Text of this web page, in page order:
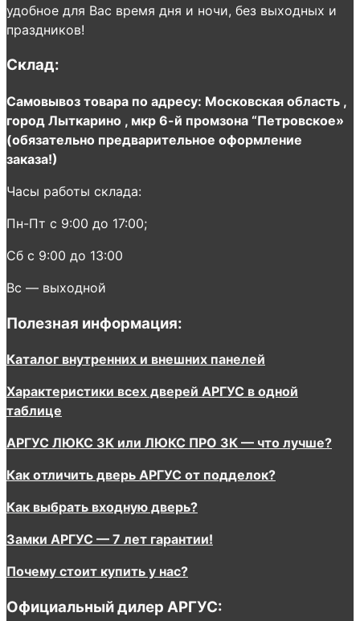
удобное для Вас время дня и ночи, без выходных и
праздников!
Склад:
Самовывоз товара по адресу: Московская область ,
город Лыткарино , мкр 6-й промзона “Петровское»
(обязательно предварительное оформление
заказа!)
Часы работы склада:
Пн-Пт с 9:00 до 17:00;
Сб с 9:00 до 13:00
Вс — выходной
Полезная информация:
Каталог внутренних и внешних панелей
Характеристики всех дверей АРГУС в одной
таблице
АРГУС ЛЮКС 3К или ЛЮКС ПРО 3К — что лучше?
Как отличить дверь АРГУС от подделок?
Как выбрать входную дверь?
Замки АРГУС — 7 лет гарантии!
Почему стоит купить у нас?
Официальный дилер АРГУС: